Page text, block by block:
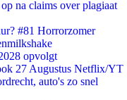
na claims over plagiaat
#81 Horrorzomer
opvolgt
27 Augustus Netflix/YT
auto's zo snel